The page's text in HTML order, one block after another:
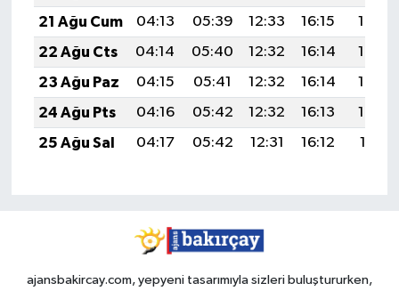
21 Ağu Cum
04:13 05:39 12:33 16:15
19:16
22 Ağu Cts
04:14 05:40 12:32 16:14
19:15
23 Ağu Paz
04:15 05:41 12:32 16:14
19:13
24 Ağu Pts
04:16 05:42 12:32 16:13
19:12
25 Ağu Sal
04:17 05:42 12:31 16:12 19:11
ajansbakircay.com, yepyeni tasarımıyla sizleri buluştururken,